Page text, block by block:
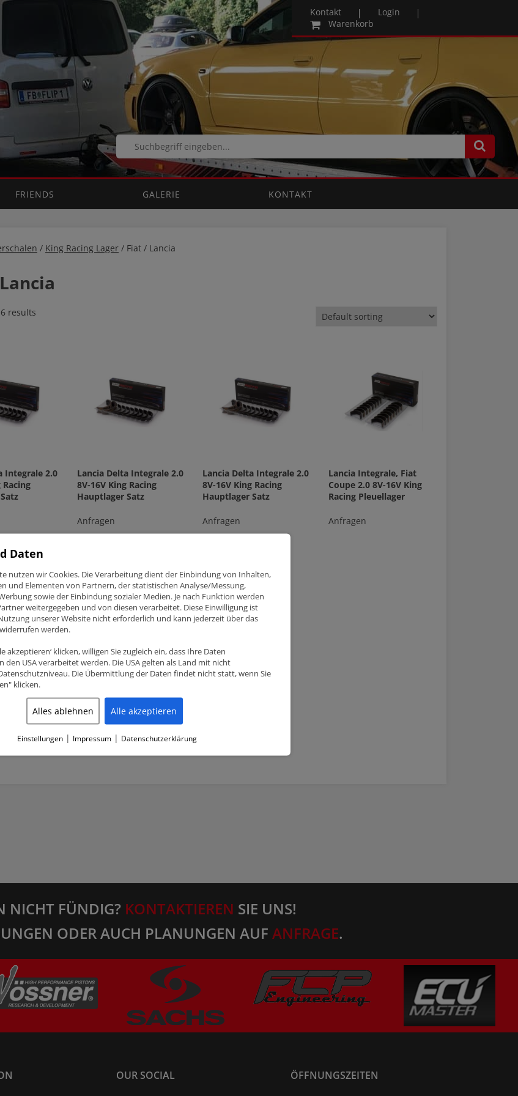
Kontakt
Login
Warenkorb
FRIENDS GALERIE KONTAKT
/ King Racing Lager / Fiat / Lancia
results
Integrale 2.0
Racing
Lancia Delta Integrale 2.0
8V-16V King Racing
Hauptlager Satz
Anfragen
Lancia Delta Integrale 2.0
8V-16V King Racing
Hauptlager Satz
Anfragen
Lancia Integrale, Fiat
Coupe 2.0 8V-16V King
Racing Pleuellager
Anfragen
Fiat
16V King
Satz
Lancia Integrale, Fiat
Racing Pleuellager Satz
Anfragen
NICHT FÜNDIG? KONTAKTIEREN SIE UNS!
ODER AUCH PLANUNGEN AUF ANFRAGE.
OUR SOCIAL ÖFFNUNGSZEITEN
Daten
nutzen wir Cookies. Die Verarbeitung dient der Einbindung von Inhalten,
und Elementen von Partnern, der statistischen Analyse/Messung,
sowie der Einbindung sozialer Medien. Je nach Funktion werden
weitergegeben und von diesen verarbeitet. Diese Einwilligung ist
unserer Website nicht erforderlich und kann jederzeit über das
werden.
akzeptieren‘ klicken, willigen Sie zugleich ein, dass Ihre Daten
den USA verarbeitet werden. Die USA gelten als Land mit nicht
Die Übermittlung der Daten findet nicht statt, wenn Sie
klicken.
Alles ablehnen Alle akzeptieren
Einstellungen | Impressum | Datenschutzerklärung